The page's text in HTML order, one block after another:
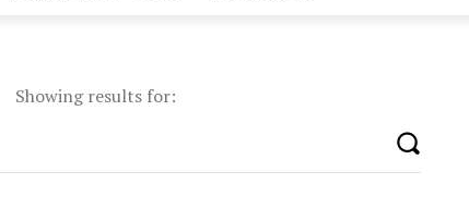
Showing results for: